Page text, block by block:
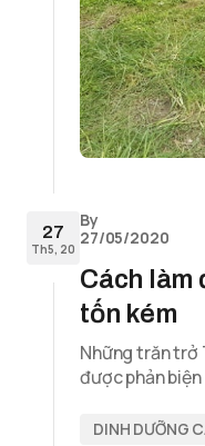
27
Th5, 20
By
27/05/2020
Cách làm
tốn kém
Những trăn trở
được phản
DINH DƯỠNG